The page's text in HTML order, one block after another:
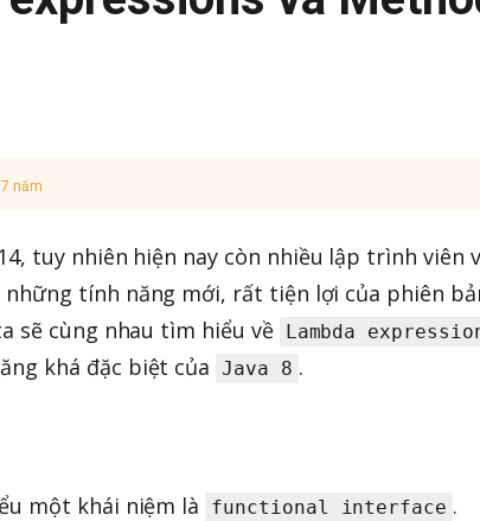
năm
tuy nhiên hiện nay còn nhiều lập trình viên
tính năng mới, rất tiện lợi của phiên
sẽ cùng nhau tìm hiểu về Lambda
khá đặc biệt của Java 8 .
một khái niệm là functional interface .